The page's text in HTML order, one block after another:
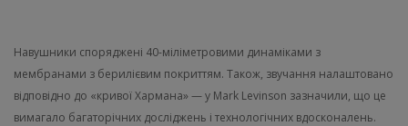
Навушники споряджені 40-міліметровими динаміками з
мембранами з берилієвим покриттям. Також, звучання налаштовано
відповідно до «кривої Хармана» — у Mark Levinson зазначили, що це
вимагало багаторічних досліджень і технологічних вдосконалень.